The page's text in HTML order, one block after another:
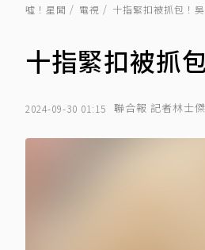
噓！星聞 電視 十指緊扣被抓包！
十指緊扣被抓
2024-09-30 01:15 聯合報 記者林士